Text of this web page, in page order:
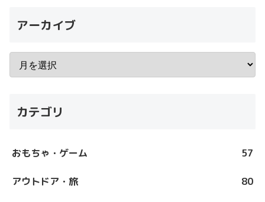
アーカイブ
カテゴリ
おもちゃ・ゲーム 57
アウトドア・旅 80